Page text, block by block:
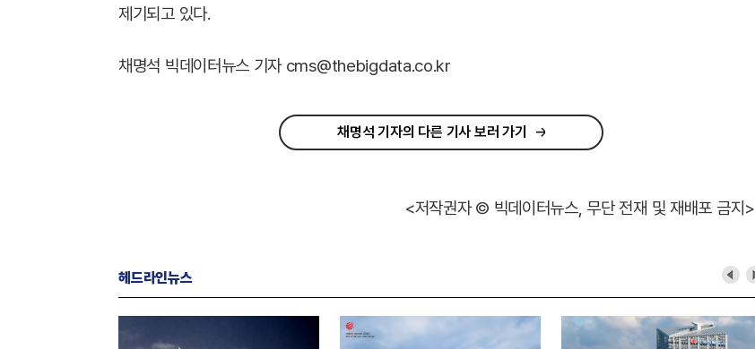
제기되고 있다.
채명석 빅데이터뉴스 기자 cms@thebigdata.co.kr
채명석 기자의 다른 기사 보러 가기
<저작권자 © 빅데이터뉴스, 무단 전재 및 재배포 금지>
헤드라인뉴스